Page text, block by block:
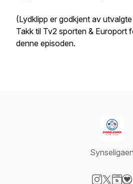
(Lydklipp er godkjent av
Takk til Tv2 sporten & Europort
denne episoden.
Synseligaen